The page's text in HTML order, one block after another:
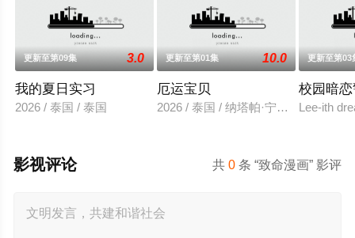
更新至第09集 3.0
我的夏日实习
2026 / 泰国 / 泰国
更新至第01集 10.0
厄运宝贝
2026 / 泰国 / 纳塔帕·宁吉拉瓦
更新至第03
校园暗
Lee-ith
共0 条 “致命漫画” 影评
影视评论